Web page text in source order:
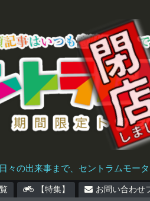
々の出来事まで、セントラムモー
【特集】 お問い合わせ